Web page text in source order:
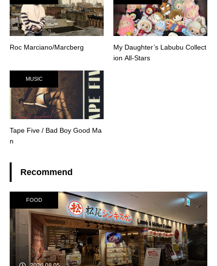
Roc Marciano/Marcberg
My Daughter’s Labubu Collect
ion All-Stars
MUSIC
Tape Five ‎/ Bad Boy Good Ma
n
Recommend
FOOD